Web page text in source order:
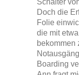
Schalter
Doch die
Folie
die mit
bekommen
Boarding